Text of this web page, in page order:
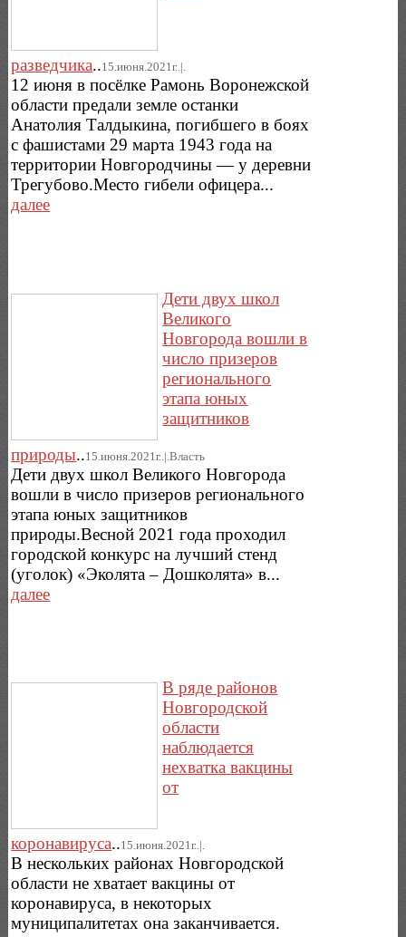
разведчика..15.июня.2021г..|.
12 июня в посёлке Рамонь Воронежской
области предали земле останки
Анатолия Талдыкина, погибшего в боях
с фашистами 29 марта 1943 года на
территории Новгородчины — у деревни
Трегубово.Место гибели офицера...
далее
Дети двух школ
Великого
Новгорода вошли в
число призеров
регионального
этапа юных
защитников
природы..15.июня.2021г..|.Власть
Дети двух школ Великого Новгорода
вошли в число призеров регионального
этапа юных защитников
природы.Весной 2021 года проходил
городской конкурс на лучший стенд
(уголок) «Эколята – Дошколята» в...
далее
В ряде районов
Новгородской
области
наблюдается
нехватка вакцины
от
коронавируса..15.июня.2021г..|.
В нескольких районах Новгородской
области не хватает вакцины от
коронавируса, в некоторых
муниципалитетах она заканчивается.